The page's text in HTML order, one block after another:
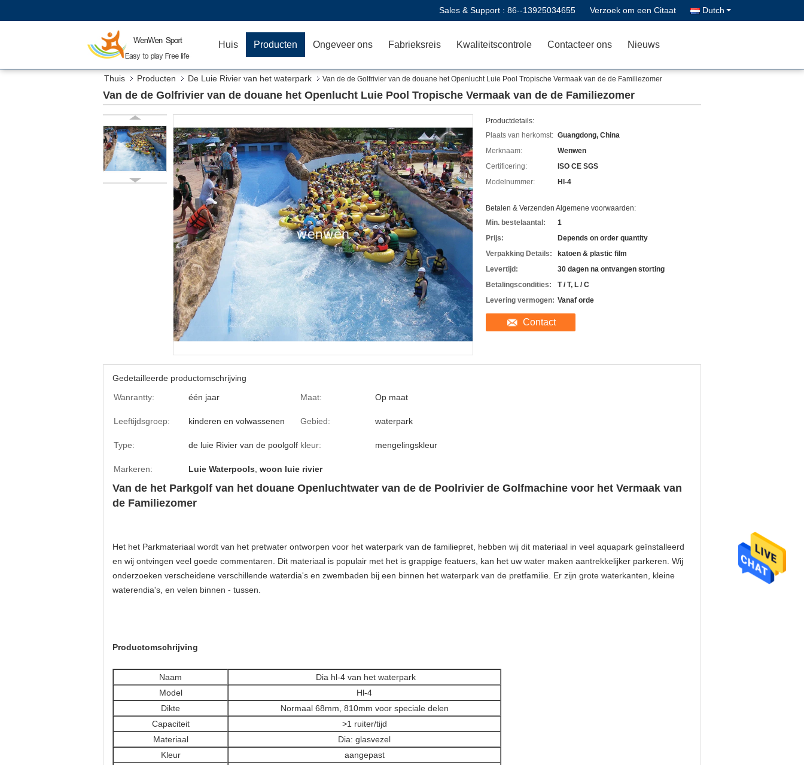
Sales & Support : 86--13925034655 Verzoek om een Citaat Dutch
Huis Producten Ongeveer ons Fabrieksreis Kwaliteitscontrole Contacteer ons Nieuws
Thuis Producten De Luie Rivier van het waterpark Van de de Golfrivier van de douane het Openlucht Luie Pool Tropische Vermaak van de de Familiezomer
Van de de Golfrivier van de douane het Openlucht Luie Pool Tropische Vermaak van de de Familiezomer
Productdetails:
Plaats van herkomst: Guangdong, China
Merknaam:
Wenwen
Certificering:
ISO CE SGS
Modelnummer:
Hl-4
Betalen & Verzenden Algemene voorwaarden:
Min. bestelaantal:
1
Prijs:
Depends on order quantity
Verpakking Details:
katoen & plastic film
Levertijd:
30 dagen na ontvangen storting
Betalingscondities:
T / T, L / C
Levering vermogen: Vanaf orde
Contact
Gedetailleerde productomschrijving
Wanrantty:
één jaar Maat: Op maat
Leeftijdsgroep: kinderen en volwassenen Gebied: waterpark
Type: de luie Rivier van de poolgolf kleur: mengelingskleur
Markeren: Luie Waterpools woon luie rivier
Van de het Parkgolf van het douane Openluchtwater van de de Poolrivier de Golfmachine voor het Vermaak van
de Familiezomer
Het het Parkmateriaal wordt van het pretwater ontworpen voor het waterpark van de familiepret, hebben wij dit materiaal in veel aquapark geïnstalleerd
en wij ontvingen veel goede commentaren. Dit materiaal is populair met het is grappige featuers, kan het uw water maken aantrekkelijker parkeren. Wij
onderzoeken verscheidene verschillende waterdia's en zwembaden bij een binnen het waterpark van de pretfamilie. Er zijn grote waterkanten, kleine
waterendia's, en velen binnen - tussen.
Productomschrijving
Naam
Dia hl-4 van het waterpark
Model
Hl-4
Dikte
Normaal 68mm, 810mm voor speciale delen
Capaciteit
>1 ruiter/tijd
Materiaal
Dia: glasvezel
Kleur
aangepast